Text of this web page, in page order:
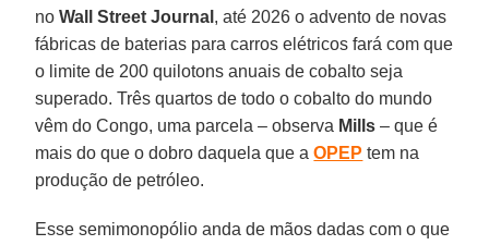
noWall Street Journal , até 2026 o advento de novas
fábricas de baterias para carros elétricos fará com que
o limite de 200 quilotons anuais de cobalto seja
superado. Três quartos de todo o cobalto do mundo
vêm do Congo, uma parcela – observa Mills – que é
mais do que o dobro daquela que aOPEP tem na
produção de petróleo.
Esse semimonopólio anda de mãos dadas com o que